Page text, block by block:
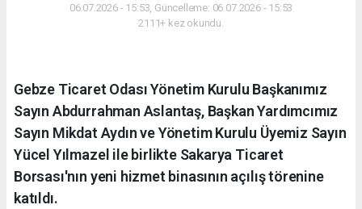
06.07.2026 - 15:53, Güncelleme: 06.07.2026 - 15:53
2111+ kez okundu.
Gebze Ticaret Odası Yönetim Kurulu Başkanımız
Sayın Abdurrahman Aslantaş, Başkan Yardımcımız
Sayın Mikdat Aydın ve Yönetim Kurulu Üyemiz Sayın
Yücel Yılmazel ile birlikte Sakarya Ticaret
Borsası'nın yeni hizmet binasının açılış törenine
katıldı.